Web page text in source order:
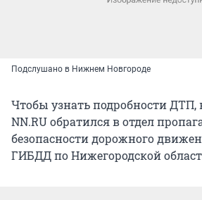
Подслушано в Нижнем Новгороде
Чтобы узнать подробности ДТП,
NN.RU обратился в отдел
безопасности дорожного
ГИБДД по Нижегородской